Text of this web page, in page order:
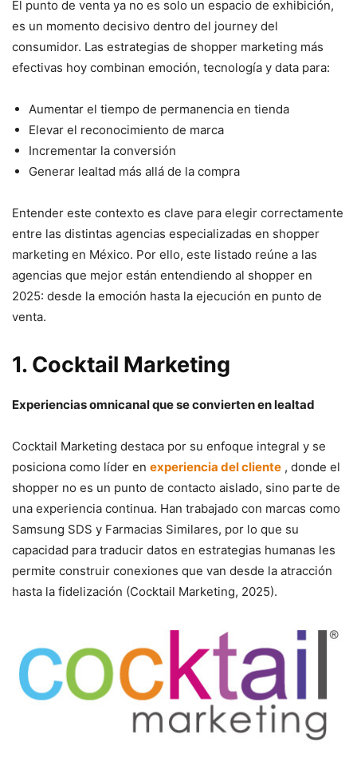
El punto de venta ya no es solo un espacio de exhibición,
es un momento decisivo dentro del journey del
consumidor. Las estrategias de shopper marketing más
efectivas hoy combinan emoción, tecnología y data para:
Aumentar el tiempo de permanencia en tienda
Elevar el reconocimiento de marca
Incrementar la conversión
Generar lealtad más allá de la compra
Entender este contexto es clave para elegir correctamente
entre las distintas agencias especializadas en shopper
marketing en México. Por ello, este listado reúne a las
agencias que mejor están entendiendo al shopper en
2025: desde la emoción hasta la ejecución en punto de
venta.
1. Cocktail Marketing
Experiencias omnicanal que se convierten en lealtad
Cocktail Marketing destaca por su enfoque integral y se
posiciona como líder en experiencia del cliente , donde el
shopper no es un punto de contacto aislado, sino parte de
una experiencia continua. Han trabajado con marcas como
Samsung SDS y Farmacias Similares, por lo que su
capacidad para traducir datos en estrategias humanas les
permite construir conexiones que van desde la atracción
hasta la fidelización (Cocktail Marketing, 2025).